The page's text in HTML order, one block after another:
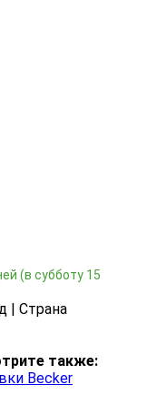
(в субботу 15
| Страна
также:
Becker